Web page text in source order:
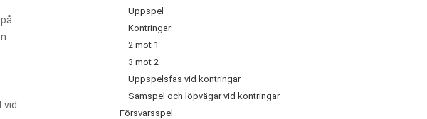
vid
Uppspel
Kontringar
2 mot 1
3 mot 2
Uppspelsfas vid kontringar
Samspel och löpvägar vid kontringar
Försvarsspel